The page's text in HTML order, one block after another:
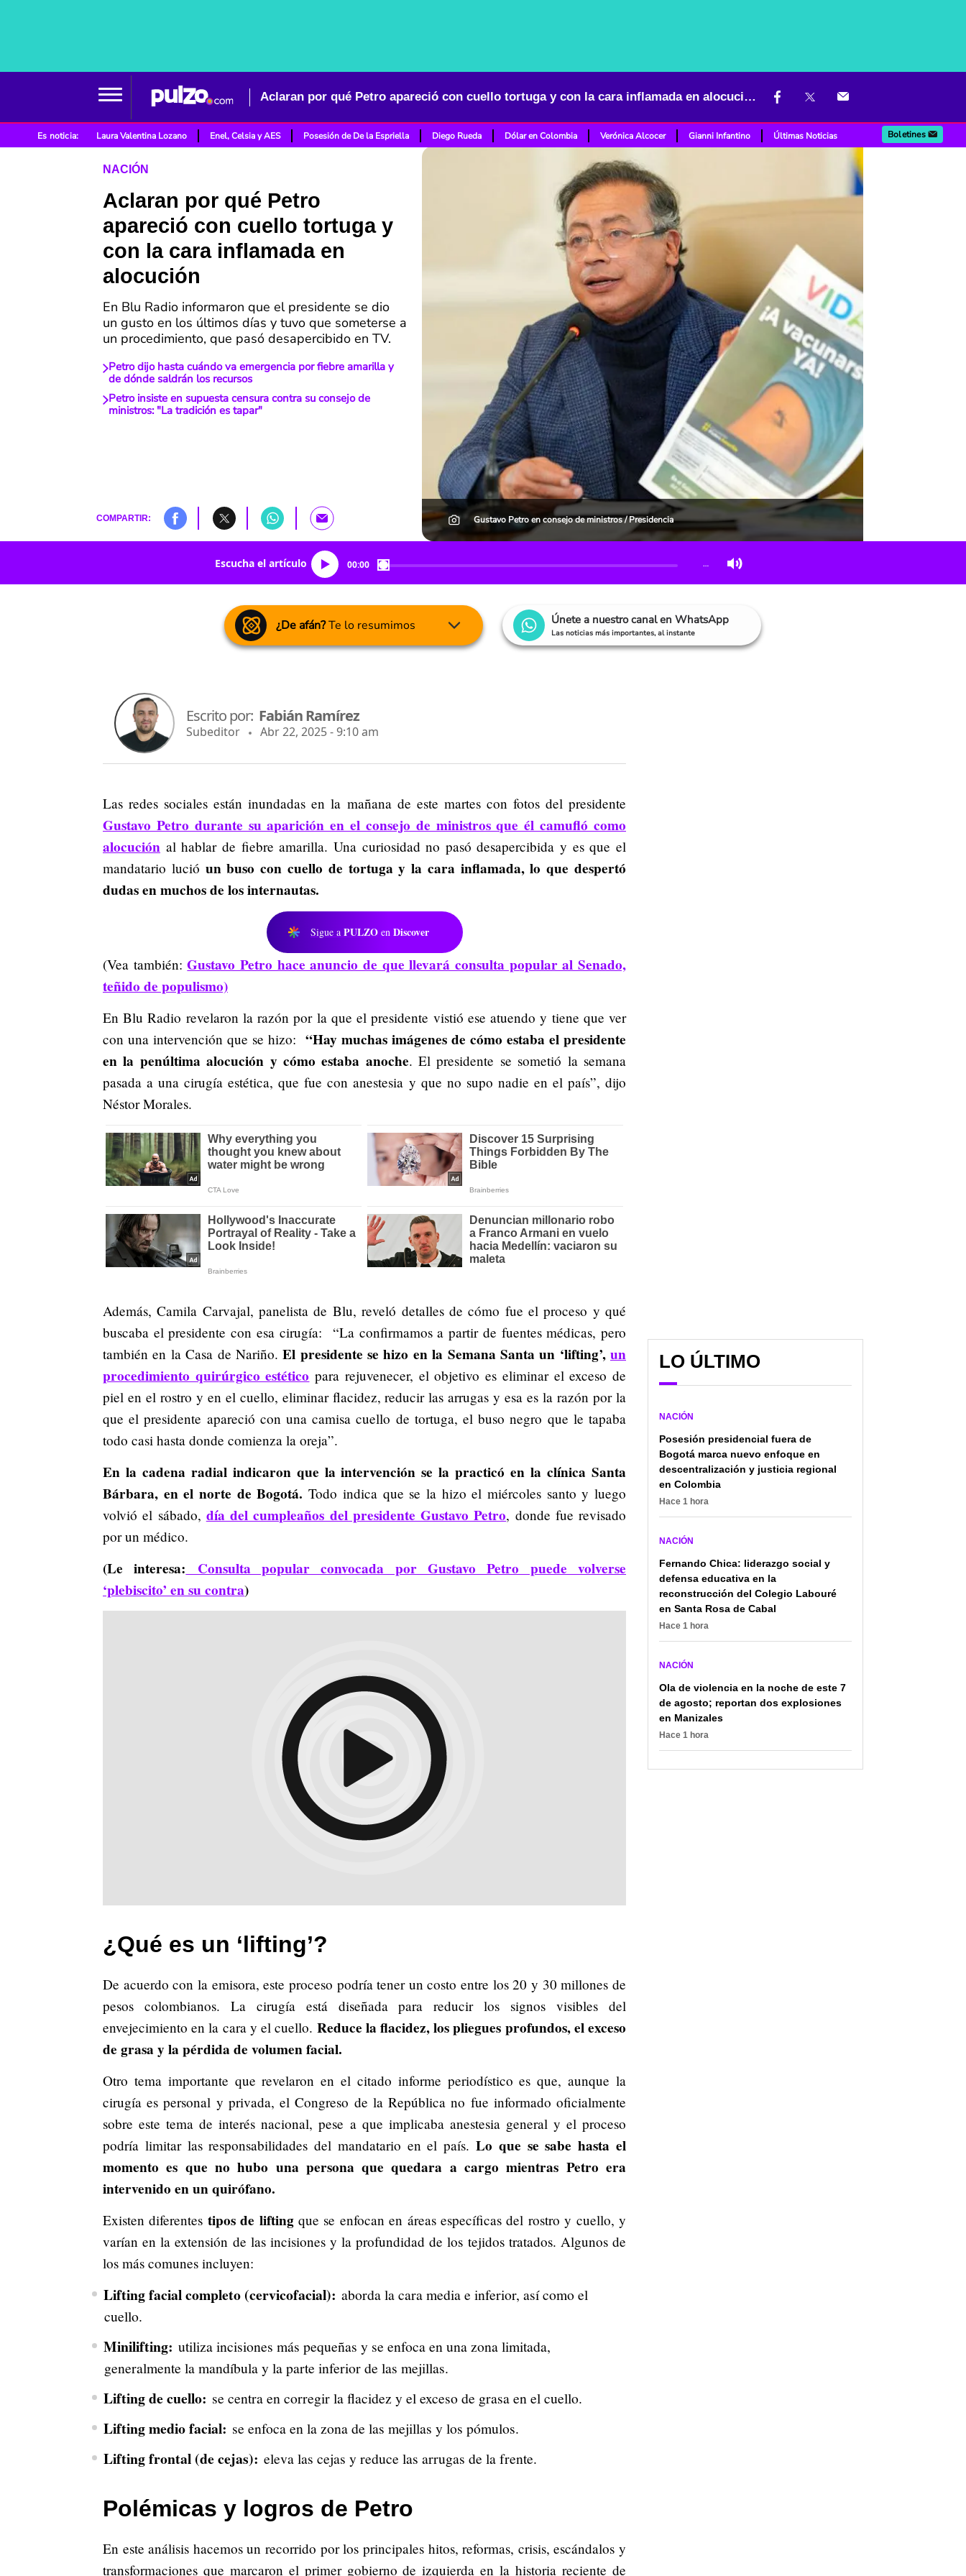
Aclaran por qué Petro apareció con cuello tortuga y con la cara inflamada en alocución
Es noticia: Laura Valentina Lozano Enel, Celsia y AES Posesión de De la Espriella Diego Rueda Dólar en Colombia Verónica Alcocer Gianni Infantino Últimas Noticias Boletines
NACIÓN
Aclaran por qué Petro
apareció con cuello tortuga y
con la cara inflamada en
alocución
En Blu Radio informaron que el presidente se dio
un gusto en los últimos días y tuvo que someterse a
un procedimiento, que pasó desapercibido en TV.
Petro dijo hasta cuándo va emergencia por fiebre amarilla y
de dónde saldrán los recursos
Petro insiste en supuesta censura contra su consejo de
ministros: "La tradición es tapar"
COMPARTIR: Gustavo Petro en consejo de ministros / Presidencia
Escucha el artículo 00:00 …
¿De afán?Te lo resumimos Únete a nuestro canal en WhatsApp
Las noticias más importantes, al instante
Escrito por: Fabián Ramírez
Subeditor Abr 22, 2025 - 9:10 am
Las redes sociales están inundadas en la mañana de este martes con fotos del presidente
Gustavo Petro durante su aparición en el consejo de ministros que él camufló como
alocución al hablar de fiebre amarilla. Una curiosidad no pasó desapercibida y es que el
mandatario lució un buso con cuello de tortuga y la cara inflamada, lo que despertó
dudas en muchos de los internautas.
Sigue a PULZO en Discover
(Vea también:Gustavo Petro hace anuncio de que llevará consulta popular al Senado,
teñido de populismo)
En Blu Radio revelaron la razón por la que el presidente vistió ese atuendo y tiene que ver
con una intervención que se hizo: “Hay muchas imágenes de cómo estaba el presidente
en la penúltima alocución y cómo estaba anoche. El presidente se sometió la semana
pasada a una cirugía estética, que fue con anestesia y que no supo nadie en el país”, dijo
Néstor Morales.
Además, Camila Carvajal, panelista de Blu, reveló detalles de cómo fue el proceso y qué
buscaba el presidente con esa cirugía: “La confirmamos a partir de fuentes médicas, pero
también en la Casa de Nariño. El presidente se hizo en la Semana Santa un ‘lifting’, un
procedimiento quirúrgico estético para rejuvenecer, el objetivo es eliminar el exceso de
piel en el rostro y en el cuello, eliminar flacidez, reducir las arrugas y esa es la razón por la
que el presidente apareció con una camisa cuello de tortuga, el buso negro que le tapaba
todo casi hasta donde comienza la oreja”.
En la cadena radial indicaron que la intervención se la practicó en la clínica Santa
Bárbara, en el norte de Bogotá. Todo indica que se la hizo el miércoles santo y luego
volvió el sábado, día del cumpleaños del presidente Gustavo Petro, donde fue revisado
por un médico.
(Le interesa: Consulta popular convocada por Gustavo Petro puede volverse
‘plebiscito’ en su contra)
¿Qué es un ‘lifting’?
De acuerdo con la emisora, este proceso podría tener un costo entre los 20 y 30 millones de
pesos colombianos. La cirugía está diseñada para reducir los signos visibles del
envejecimiento en la cara y el cuello. Reduce la flacidez, los pliegues profundos, el exceso
de grasa y la pérdida de volumen facial.
Otro tema importante que revelaron en el citado informe periodístico es que, aunque la
cirugía es personal y privada, el Congreso de la República no fue informado oficialmente
sobre este tema de interés nacional, pese a que implicaba anestesia general y el proceso
podría limitar las responsabilidades del mandatario en el país.Lo que se sabe hasta el
momento es que no hubo una persona que quedara a cargo mientras Petro era
intervenido en un quirófano.
Existen diferentes tipos de liftingque se enfocan en áreas específicas del rostro y cuello, y
varían en la extensión de las incisiones y la profundidad de los tejidos tratados. Algunos de
los más comunes incluyen:
Lifting facial completo (cervicofacial): aborda la cara media e inferior, así como el
cuello.
Minilifting: utiliza incisiones más pequeñas y se enfoca en una zona limitada,
generalmente la mandíbula y la parte inferior de las mejillas.
Lifting de cuello: se centra en corregir la flacidez y el exceso de grasa en el cuello.
Lifting medio facial: se enfoca en la zona de las mejillas y los pómulos.
Lifting frontal (de cejas): eleva las cejas y reduce las arrugas de la frente.
Polémicas y logros de Petro
En este análisis hacemos un recorrido por los principales hitos, reformas, crisis, escándalos y
transformaciones que marcaron el primer gobierno de izquierda en la historia reciente de
LO ÚLTIMO
NACIÓN
Posesión presidencial fuera de
Bogotá marca nuevo enfoque en
descentralización y justicia regional
en Colombia
Hace 1 hora
NACIÓN
Fernando Chica: liderazgo social y
defensa educativa en la
reconstrucción del Colegio Labouré
en Santa Rosa de Cabal
Hace 1 hora
NACIÓN
Ola de violencia en la noche de este 7
de agosto; reportan dos explosiones
en Manizales
Hace 1 hora